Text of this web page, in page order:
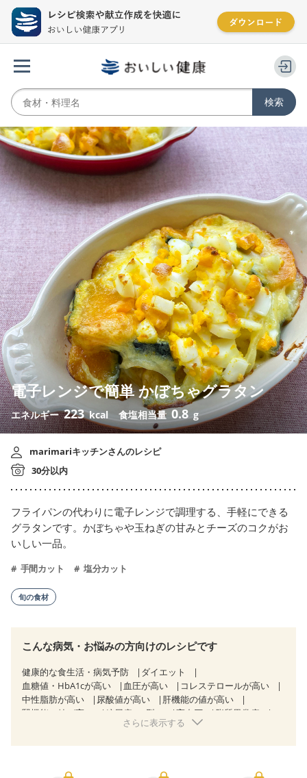
電子レンジで簡単 かぼちゃグラタン
エネルギー223 kcal 食塩相当量 0.8 g
marimariキッチンさんのレシピ
30分以内
フライパンの代わりに電子レンジで調理する、手軽にできる
グラタンです。かぼちゃや玉ねぎの甘みとチーズのコクがお
いしい一品。
手間カット 塩分カット
旬の食材
こんな病気・お悩みの方向けのレシピです
健康的な食生活・病気予防
ダイエット
血糖値・HbA1cが高い
血圧が高い
コレステロールが高い
中性脂肪が高い
尿酸値が高い
肝機能の値が高い
腎機能の値が高い
糖尿病（2型） 高血圧
脂質異常症
胃ポリープ
さらに表示する